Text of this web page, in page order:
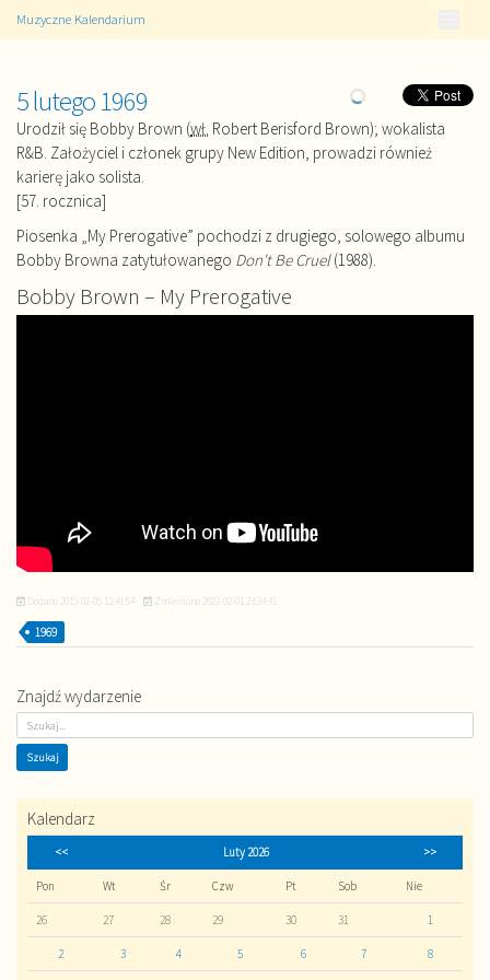
Muzyczne Kalendarium
5 lutego 1969
Urodził się Bobby Brown (wł. Robert Berisford Brown); wokalista
R&B. Założyciel i członek grupy New Edition, prowadzi również
karierę jako solista.
[57. rocznica]
Piosenka „My Prerogative” pochodzi z drugiego, solowego albumu
Bobby Browna zatytułowanego Don't Be Cruel(1988).
Bobby Brown – My Prerogative
Dodano 2015-02-05 12:41:54 Zmieniono 2022-02-01 23:34:41
1969
Znajdź wydarzenie
Kalendarz
<< Luty 2026 >>
Pon Wt Śr Czw Pt Sob Nie
26 27 28 29 30 31 1
2 3 4 5 6 7 8